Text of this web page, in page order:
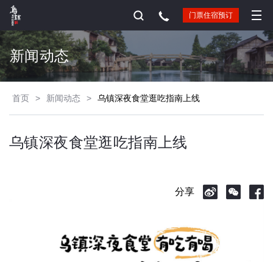
门票住宿预订
新闻动态
首页 > 新闻动态 > 乌镇深夜食堂逛吃指南上线
乌镇深夜食堂逛吃指南上线
分享